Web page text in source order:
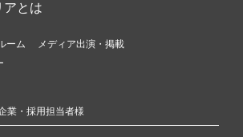
アとは
ーム
メディア出演・掲載
業・採用担当者様